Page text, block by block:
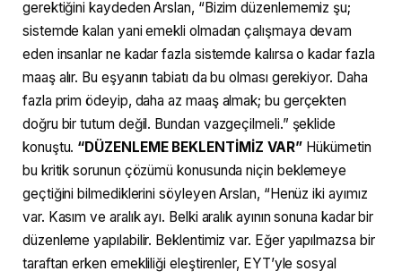
gerektiğini kaydeden Arslan, “Bizim düzenlememiz şu;
sistemde kalan yani emekli olmadan çalışmaya devam
eden insanlar ne kadar fazla sistemde kalırsa o kadar fazla
maaş alır. Bu eşyanın tabiatı da bu olması gerekiyor. Daha
fazla prim ödeyip, daha az maaş almak; bu gerçekten
doğru bir tutum değil. Bundan vazgeçilmeli.” şeklide
konuştu. “DÜZENLEME BEKLENTİMİZ VAR” Hükümetin
bu kritik sorunun çözümü konusunda niçin beklemeye
geçtiğini bilmediklerini söyleyen Arslan, “Henüz iki ayımız
var. Kasım ve aralık ayı. Belki aralık ayının sonuna kadar bir
düzenleme yapılabilir. Beklentimiz var. Eğer yapılmazsa bir
taraftan erken emekliliği eleştirenler, EYT’yle sosyal